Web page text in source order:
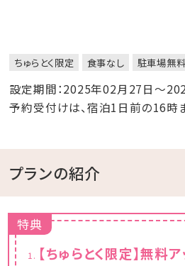
ちゅらとく限定 食事なし 駐車場無料
設定期間：2025年02月27日～
予約受付けは、宿泊1日前の16時
プランの紹介
特典
【ちゅらとく限定】無料